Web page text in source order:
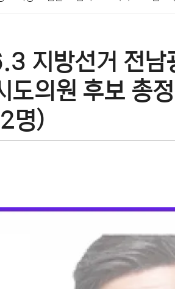
정치 건강 의료 의학 경제
지방선거 전남
도의원 후보 총
명)